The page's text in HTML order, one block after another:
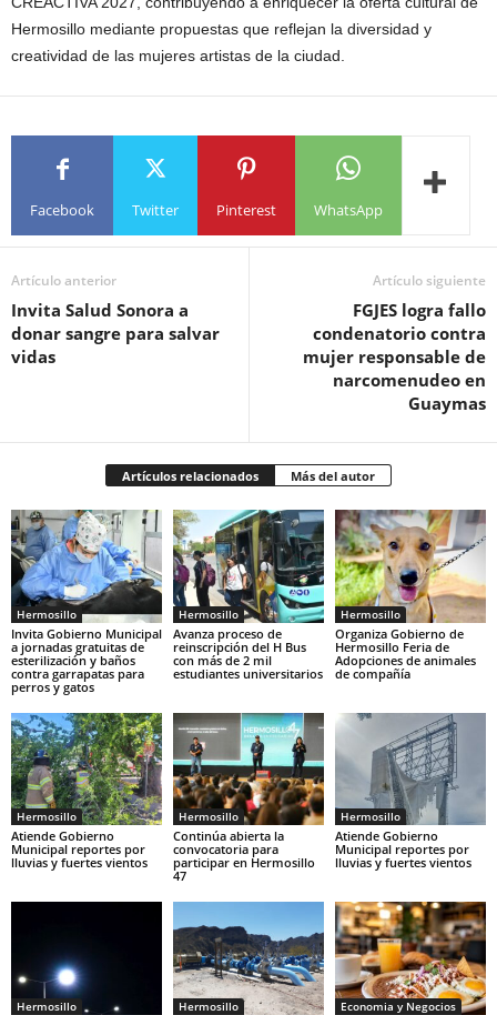
Hermosillo mediante propuestas que reflejan la diversidad y
creatividad de las mujeres artistas de la ciudad.
Facebook Twitter Pinterest WhatsApp
Artículo anterior
Invita Salud Sonora a
donar sangre para salvar
vidas
Artículo siguiente
FGJES logra fallo
condenatorio contra
mujer responsable de
narcomenudeo en
Guaymas
Artículos relacionados Más del autor
Hermosillo
Invita Gobierno Municipal
a jornadas gratuitas de
esterilización y baños
contra garrapatas para
perros y gatos
Hermosillo
Avanza proceso de
reinscripción del H Bus
con más de 2 mil
estudiantes universitarios
Hermosillo
Organiza Gobierno de
Hermosillo Feria de
Adopciones de animales
de compañía
Hermosillo
Atiende Gobierno
Municipal reportes por
lluvias y fuertes vientos
Hermosillo
Continúa abierta la
convocatoria para
participar en Hermosillo
47
Hermosillo
Atiende Gobierno
Municipal reportes por
lluvias y fuertes vientos
Hermosillo Hermosillo Economia y Negocios